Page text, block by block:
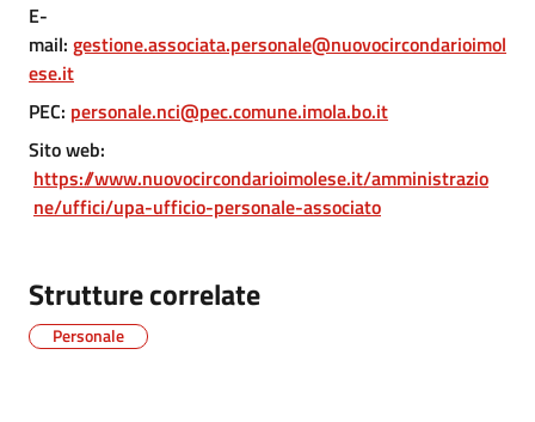
Servizi
line
Tutti
gli
E-
mail: gestione.associata.personale@nuovocircondarioimol
ese.it
PEC: personale.nci@pec.comune.imola.bo.it
Sito web:
https://www.nuovocircondarioimolese.it/amministrazio
ne/uffici/upa-ufficio-personale-associato
Strutture correlate
Personale